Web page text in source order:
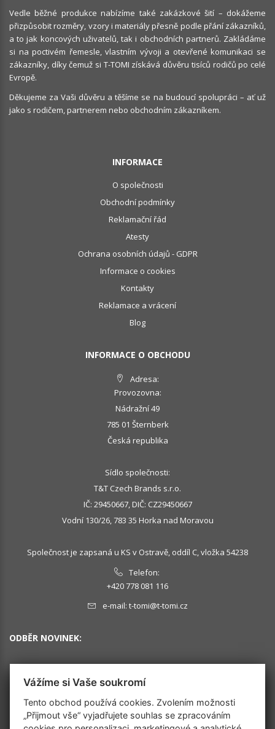
Vedle běžné produkce nabízíme také zakázkové šití – dokážeme
přizpůsobit rozměry, vzory i materiály přesně podle přání zákazníků,
a to jak koncových uživatelů, tak i obchodních partnerů. Zakládáme
si na poctivém řemesle, vlastním vývoji a otevřené komunikaci se
zákazníky, díky čemuž si T-TOMI získává důvěru tisíců rodičů po celé
Evropě.
Děkujeme za Vaši důvěru a těšíme se na budoucí spolupráci – ať už
jako s rodičem, partnerem nebo obchodním zákazníkem.
INFORMACE
O společnosti
Obchodní podmínky
Reklamační řád
Atesty
Ochrana osobních údajů - GDPR
Informace o cookies
Kontakty
Reklamace a vrácení
Blog
INFORMACE O OBCHODU
Adresa:
Provozovna:
Nádražní 49
785 01 Šternberk
Česká republika
Sídlo společnosti:
T&T Czech Brands s.r.o.
IČ: 29450667, DIČ: CZ29450667
Vodní 130/26, 783 35 Horka nad Moravou
Společnost je zapsaná u KS v Ostravě, oddíl C, vložka 54238
Telefon:
+420 778 081 116
e-mail: t-tomi@t-tomi.cz
ODBĚR NOVINEK:
OK
Vážíme si Vaše soukromí
Tento obchod používá cookies. Zvolením možnosti
„Přijmout vše“ vyjadřujete souhlas se zpracováním